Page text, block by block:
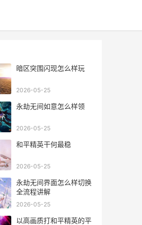
暗区突围闪现怎么样玩
2026-05-25
永劫无间如意怎么样领
2026-05-25
和平精英干何最稳
2026-05-25
永劫无间界面怎么样切换
全流程讲解
2026-05-25
以高画质打和平精英的平